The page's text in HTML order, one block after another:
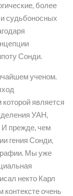
более
судьбоносных
Сонди.
ученом.
которой является
УАН,
И прежде, чем
гения Сонди,
Мы уже
некто Карл
очень